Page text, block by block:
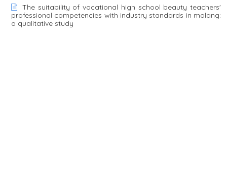
The suitability of vocational high school beauty teachers'
professional competencies with industry standards in malang:
a qualitative study